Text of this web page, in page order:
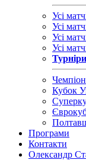
Усі
Усі
Усі
Усі
Турніри
Кубок
Програми
Контакти
Олександр